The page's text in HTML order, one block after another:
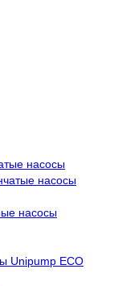
насосы
насосы
насосы
Unipump ECO